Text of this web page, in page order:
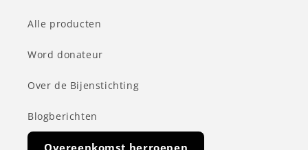
Alle producten
Word donateur
Over de Bijenstichting
Blogberichten
Overeenkomst herroepen